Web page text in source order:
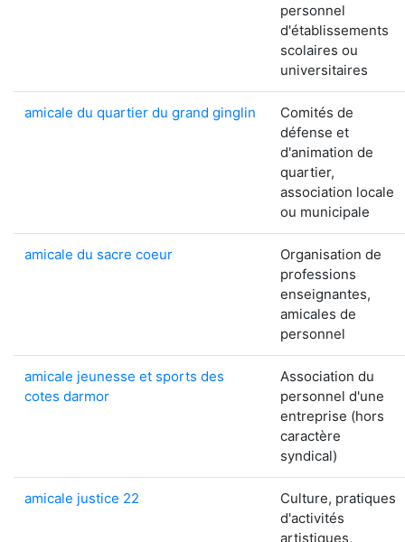
personnel
d'établissements
scolaires ou
universitaires
amicale du quartier du grand ginglin
Comités de
défense et
d'animation de
quartier,
association locale
ou municipale
amicale du sacre coeur
Organisation de
professions
enseignantes,
amicales de
personnel
amicale jeunesse et sports des
cotes darmor
Association du
personnel d'une
entreprise (hors
caractère
syndical)
amicale justice 22
Culture, pratiques
d'activités
artistiques,